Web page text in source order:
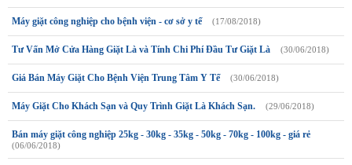
Máy giặt công nghiệp cho bệnh viện - cơ sở y tế (17/08/2018)
Tư Vấn Mở Cửa Hàng Giặt Là và Tính Chi Phí Đầu Tư Giặt Là (30/06/2018)
Giá Bán Máy Giặt Cho Bệnh Viện Trung Tâm Y Tế (30/06/2018)
Máy Giặt Cho Khách Sạn và Quy Trình Giặt Là Khách Sạn. (29/06/2018)
Bán máy giặt công nghiệp 25kg - 30kg - 35kg - 50kg - 70kg - 100kg - giá rẻ
(06/06/2018)